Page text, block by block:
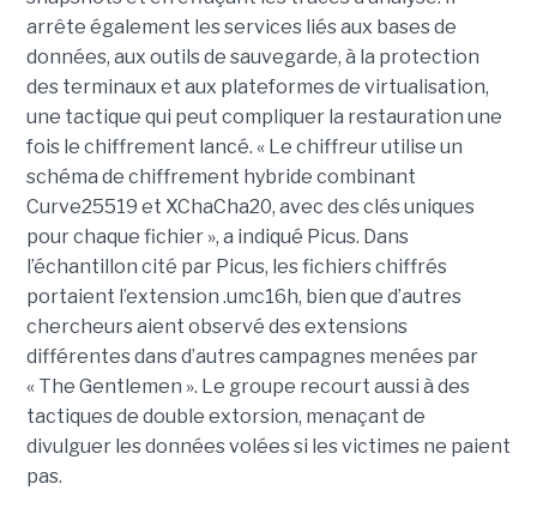
arrête également les services liés aux bases de
données, aux outils de sauvegarde, à la protection
des terminaux et aux plateformes de virtualisation,
une tactique qui peut compliquer la restauration une
fois le chiffrement lancé. « Le chiffreur utilise un
schéma de chiffrement hybride combinant
Curve25519 et XChaCha20, avec des clés uniques
pour chaque fichier », a indiqué Picus. Dans
l’échantillon cité par Picus, les fichiers chiffrés
portaient l’extension .umc16h, bien que d’autres
chercheurs aient observé des extensions
différentes dans d’autres campagnes menées par
« The Gentlemen ». Le groupe recourt aussi à des
tactiques de double extorsion, menaçant de
divulguer les données volées si les victimes ne paient
pas.